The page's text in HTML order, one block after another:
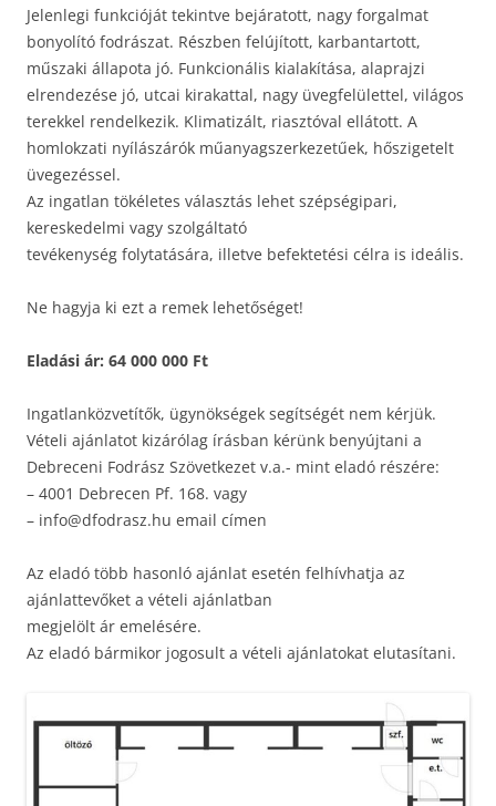
Jelenlegi funkcióját tekintve bejáratott, nagy forgalmat
bonyolító fodrászat. Részben felújított, karbantartott,
műszaki állapota jó. Funkcionális kialakítása, alaprajzi
elrendezése jó, utcai kirakattal, nagy üvegfelülettel, világos
terekkel rendelkezik. Klimatizált, riasztóval ellátott. A
homlokzati nyílászárók műanyagszerkezetűek, hőszigetelt
üvegezéssel.
Az ingatlan tökéletes választás lehet szépségipari,
kereskedelmi vagy szolgáltató
tevékenység folytatására, illetve befektetési célra is ideális.
Ne hagyja ki ezt a remek lehetőséget!
Eladási ár: 64 000 000 Ft
Ingatlanközvetítők, ügynökségek segítségét nem kérjük.
Vételi ajánlatot kizárólag írásban kérünk benyújtani a
Debreceni Fodrász Szövetkezet v.a.- mint eladó részére:
– 4001 Debrecen Pf. 168. vagy
– info@dfodrasz.hu email címen
Az eladó több hasonló ajánlat esetén felhívhatja az
ajánlattevőket a vételi ajánlatban
megjelölt ár emelésére.
Az eladó bármikor jogosult a vételi ajánlatokat elutasítani.